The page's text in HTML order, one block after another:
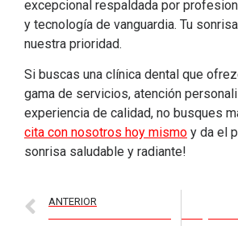
excepcional respaldada por
y tecnología de vanguardia. Tu
nuestra prioridad.
Si buscas una clínica dental que
gama de servicios, atención
experiencia de calidad, no busques
cita con nosotros hoy mismo y da el
sonrisa saludable y radiante!
ANTERIOR